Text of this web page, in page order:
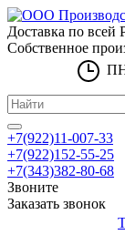
Доставка по всей
Собственное
+7(922)11-007-33
+7(922)152-55-25
+7(343)382-80-68
Звоните
Заказать звонок